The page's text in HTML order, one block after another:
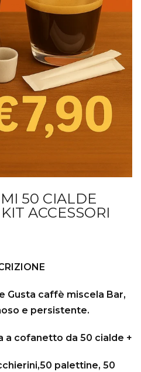
50 CIALDE
ACCESSORI
Gusta caffè miscela Bar,
e persistente.
a cofanetto da 50 cialde +
palettine, 50